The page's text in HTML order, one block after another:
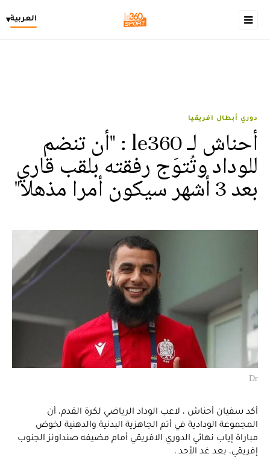
العربية▾
دوري أبطال افريقيا
أحناش لـ le360 : "أن تنضم
للوداد وتُتوَج رفقته بلقب قاري
بعد 3 أشهر سيكون أمرا مذهلا"
Dr
أكد سفيان أحناش ، لاعب الوداد الرياضي لكرة القدم، أن
المجموعة الودادية في أتم الجاهزية البدنية والدهنية لخوض
مباراة إياب نهائي الدوري الافريقي أمام مضيفه صنداونز الجنوب
إفريقي، بعد غد الأحد .